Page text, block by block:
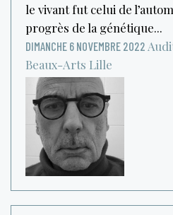
le vivant fut celui de
progrès de la génétique...
DIMANCHE 6 NOVEMBRE 2022
Beaux-Arts Lille